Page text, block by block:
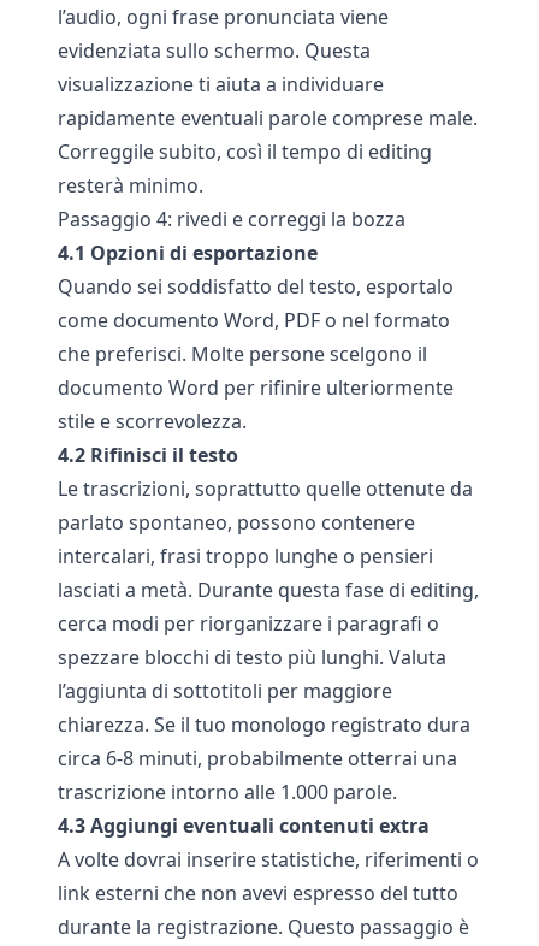
l’audio, ogni frase pronunciata viene
evidenziata sullo schermo. Questa
visualizzazione ti aiuta a individuare
rapidamente eventuali parole comprese male.
Correggile subito, così il tempo di editing
resterà minimo.
Passaggio 4: rivedi e correggi la bozza
4.1 Opzioni di esportazione
Quando sei soddisfatto del testo, esportalo
come documento Word, PDF o nel formato
che preferisci. Molte persone scelgono il
documento Word per rifinire ulteriormente
stile e scorrevolezza.
4.2 Rifinisci il testo
Le trascrizioni, soprattutto quelle ottenute da
parlato spontaneo, possono contenere
intercalari, frasi troppo lunghe o pensieri
lasciati a metà. Durante questa fase di editing,
cerca modi per riorganizzare i paragrafi o
spezzare blocchi di testo più lunghi. Valuta
l’aggiunta di sottotitoli per maggiore
chiarezza. Se il tuo monologo registrato dura
circa 6-8 minuti, probabilmente otterrai una
trascrizione intorno alle 1.000 parole.
4.3 Aggiungi eventuali contenuti extra
A volte dovrai inserire statistiche, riferimenti o
link esterni che non avevi espresso del tutto
durante la registrazione. Questo passaggio è